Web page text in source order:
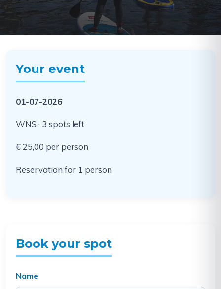
Your event
01-07-2026
WNS · 3 spots left
€ 25,00 per person
Reservation for 1 person
Book your spot
Name